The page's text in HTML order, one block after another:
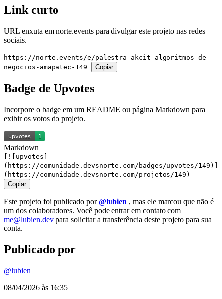
Link curto
URL enxuta em norte.events para divulgar este projeto nas redes
sociais.
https://norte.events/e/palestra-akcit-algoritmos-de-
negocios-amapatec-149
Copiar
Badge de Upvotes
Incorpore o badge em um README ou página Markdown para
exibir os votos do projeto.
Markdown
[![upvotes]
(https://comunidade.devsnorte.com/badges/upvotes/149)]
(https://comunidade.devsnorte.com/projetos/149)
Copiar
Este projeto foi publicado por@lubien , mas ele marcou que não é
um dos colaboradores. Você pode entrar em contato com
me@lubien.dev para solicitar a transferência deste projeto para sua
conta.
Publicado por
@lubien
08/04/2026 às 16:35